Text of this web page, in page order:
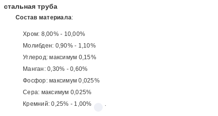
стальная труба
Состав материала:
Хром: 8,00% - 10,00%
Молибден: 0,90% - 1,10%
Углерод: максимум 0,15%
Манган: 0,30% - 0,60%
Фосфор: максимум 0,025%
Сера: максимум 0,025%
Кремний: 0,25% - 1,00%
.